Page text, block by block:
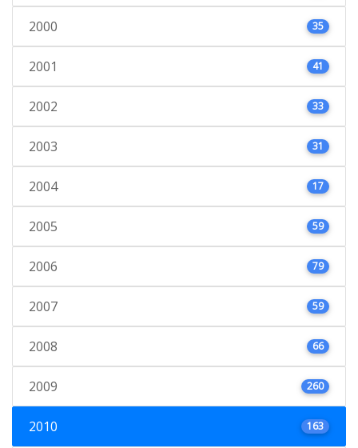
2000 35
2001 41
2002 33
2003 31
2004 17
2005 59
2006 79
2007 59
2008 66
2009 260
2010 163